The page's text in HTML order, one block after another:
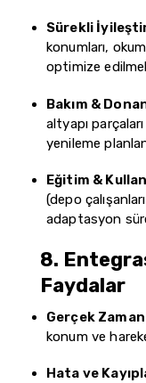
Sürekli
konumları,
optimize
Bakım &
altyapı
yenileme
Eğitim &
(depo
adaptasyon
8.
Faydalar
Gerçek
konum ve
Hata ve